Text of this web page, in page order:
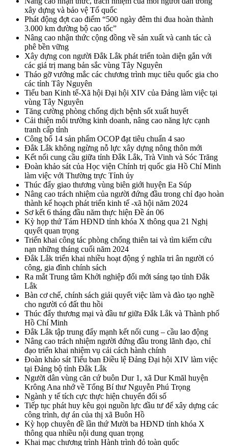
xây dựng và bảo vệ Tổ quốc
Phát động đợt cao điểm “500 ngày đêm thi đua hoàn thành
3.000 km đường bộ cao tốc”
Nâng cao nhận thức cộng đồng về sản xuất và canh tác cà
phê bền vững
Xây dựng con người Đắk Lắk phát triển toàn diện gắn với
các giá trị mang bản sắc vùng Tây Nguyên
Tháo gỡ vướng mắc các chương trình mục tiêu quốc gia cho
các tỉnh Tây Nguyên
Tiểu ban Kinh tế-Xã hội Đại hội XIV của Đảng làm việc tại
vùng Tây Nguyên
Tăng cường phòng chống dịch bệnh sốt xuất huyết
Cải thiện môi trường kinh doanh, nâng cao năng lực cạnh
tranh cấp tỉnh
Công bố 14 sản phẩm OCOP đạt tiêu chuẩn 4 sao
Đắk Lắk không ngừng nỗ lực xây dựng nông thôn mới
Kết nối cung cầu giữa tỉnh Đắk Lắk, Trà Vinh và Sóc Trăng
Đoàn khảo sát của Học viện Chính trị quốc gia Hồ Chí Minh
làm việc với Thường trực Tỉnh ủy
Thúc đẩy giao thương vùng biên giới huyện Ea Súp
Nâng cao trách nhiệm của người đứng đầu trong chỉ đạo hoàn
thành kế hoạch phát triển kinh tế -xã hội năm 2024
Sơ kết 6 tháng đầu năm thực hiện Đề án 06
Kỳ họp thứ Tám HĐND tỉnh khóa X thông qua 21 Nghị
quyết quan trọng
Triển khai công tác phòng chống thiên tai và tìm kiếm cứu
nạn những tháng cuối năm 2024
Đắk Lắk triển khai nhiều hoạt động ý nghĩa tri ân người có
công, gia đình chính sách
Ra mắt Trung tâm Khởi nghiệp đổi mới sáng tạo tỉnh Đắk
Lắk
Bàn cơ chế, chính sách giải quyết việc làm và đào tạo nghề
cho người có đất thu hồi
Thúc đẩy thương mại và đầu tư giữa Đắk Lắk và Thành phố
Hồ Chí Minh
Đắk Lắk tập trung đẩy mạnh kết nối cung – cầu lao động
Nâng cao trách nhiệm người đứng đầu trong lãnh đạo, chỉ
đạo triển khai nhiệm vụ cải cách hành chính
Đoàn khảo sát Tiểu ban Điều lệ Đảng Đại hội XIV làm việc
tại Đảng bộ tỉnh Đắk Lắk
Người dân vùng căn cứ buôn Dur 1, xã Dur Kmăl huyện
Krông Ana nhớ về Tổng Bí thư Nguyễn Phú Trọng
Ngành y tế tích cực thực hiện chuyển đổi số
Tiếp tục phát huy kêu gọi nguồn lực đầu tư để xây dựng các
công trình, dự án của thị xã Buôn Hồ
Kỳ họp chuyên đề lần thứ Mười ba HĐND tỉnh khóa X
thông qua nhiều nội dung quan trọng
Khai mạc chương trình Hành trình đỏ toàn quốc